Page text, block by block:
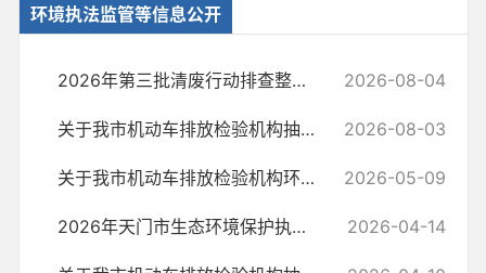
环境执法监管等信息公开
2026年第三批清废行动排查整治情况公示 2026-08-04
关于我市机动车排放检验机构抽查情况的通报(2026年第6期) 2026-08-03
关于我市机动车排放检验机构环检平台抽查情况的通报（2026年第四期） 2026-05-09
2026年天门市生态环境保护执法工作计划 2026-04-14